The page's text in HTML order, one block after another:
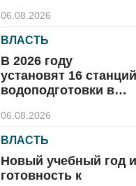
06.08.2026
ВЛАСТЬ
В 2026 году
установят 16 станций
водоподготовки в
06.08.2026
ВЛАСТЬ
Новый учебный год и
готовность к